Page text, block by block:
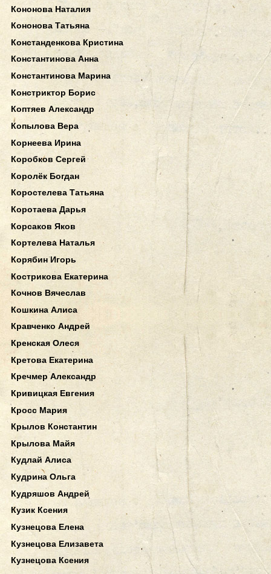
Кононова Наталия
Кононова Татьяна
Констанденкова Кристина
Константинова Анна
Константинова Марина
Констриктор Борис
Коптяев Александр
Копылова Вера
Корнеева Ирина
Коробков Сергей
Королёк Богдан
Коростелева Татьяна
Коротаева Дарья
Корсаков Яков
Кортелева Наталья
Корябин Игорь
Кострикова Екатерина
Кочнов Вячеслав
Кошкина Алиса
Кравченко Андрей
Кренская Олеся
Кретова Екатерина
Кречмер Александр
Кривицкая Евгения
Кросс Мария
Крылов Константин
Крылова Майя
Кудлай Алиса
Кудрина Ольга
Кудряшов Андрей
Кузик Ксения
Кузнецова Елена
Кузнецова Елизавета
Кузнецова Ксения